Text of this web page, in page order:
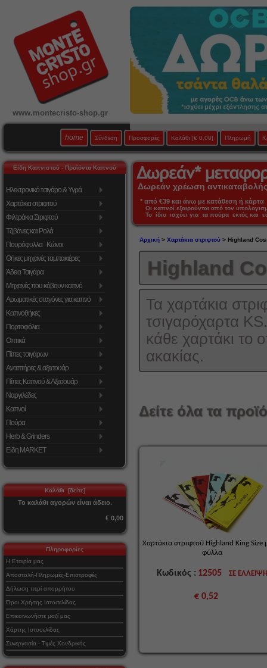
www.montecristo-shop.gr
home Σύνδεση Προσφορές Καλάθι [€ 0,00] Πληρωμή
Είδη Καπνιστού - Προϊόντα Καπνού
Ηλεκτρονικό τσιγάρο & Υγρά
Χαρτάκια στριφτού
Φιλτράκια Στριφτού
Τζιβάνες και Ρολά
Πουρόφυλλα - Κώνοι
Θήκες μηχανές ταμπακιέρες
Άδεια Τσιγάρα
Μηχανές που κόβουν καπνό
Αρωματικές σταγόνες για καπνό
Καπνοθήκες
Πορτοφόλια
Οπτικά
Πίπες τσιγάρων
Αναπτήρες & αξεσουάρ
Πίπες Καπνού & Αξεσουάρ
Ναργιλέδες
Καπνοί
Πούρα
Herb & Grinders
Είδη MARKET
Καλάθι [δείτε]
Το καλάθι αγορών είναι άδειο.
€ 0,00
Πληροφορίες
Η Εταιρία μας
Αποστολή-Πληρωμές-Επιστροφές
Δήλωση περί απορρήτου
Όροι Χρήσης Ιστοσελίδας
Επικοινωνήστε μαζί μας
Χάρτης Ιστοσελίδας
Συνεργασία - Τιμές Χονδρικής
Δωρεάν χρέωση
* από €39 και άνω με κατάθεση ή
Οι καπνοί εξαιρούνται από τον
Το ίδιο ισχύει για τα πούρα εκτός και
Αρχική> Χαρτάκια στριφτού> Highland
Highland
Τα χαρτάκια
τσιγαρόχαρτα
κάθε χαρτάκι το
ακακίας.
Δείτε όλα τα
Χαρτάκια στριφτού Highland King Size
φύλλα
Κωδικός : 12505 ΣΕ
€ 0,52